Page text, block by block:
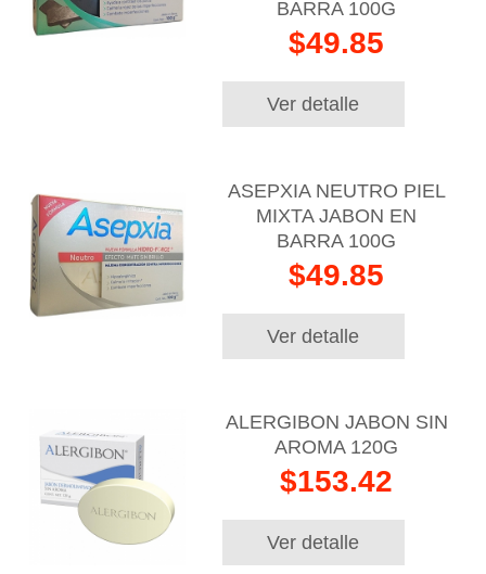
BARRA 100G
$49.85
Ver detalle
ASEPXIA NEUTRO PIEL
MIXTA JABON EN
BARRA 100G
$49.85
Ver detalle
ALERGIBON JABON SIN
AROMA 120G
$153.42
Ver detalle